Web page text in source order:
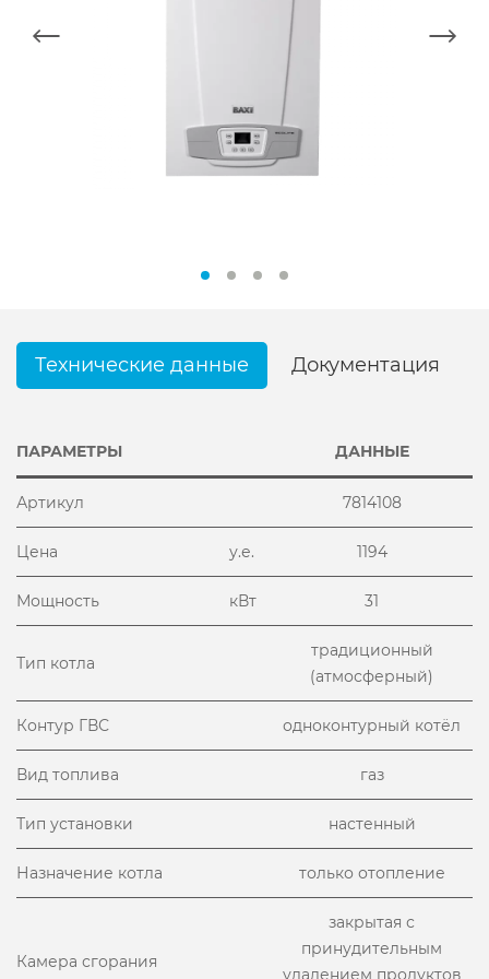
Технические данные Документация
ПАРАМЕТРЫ ДАННЫЕ
Артикул 7814108
Цена у.е. 1194
Мощность кВт 31
Тип котла
традиционный
(атмосферный)
Контур ГВС одноконтурный котёл
Вид топлива газ
Тип установки настенный
Назначение котла только отопление
Камера сгорания
закрытая с
принудительным
удалением продуктов